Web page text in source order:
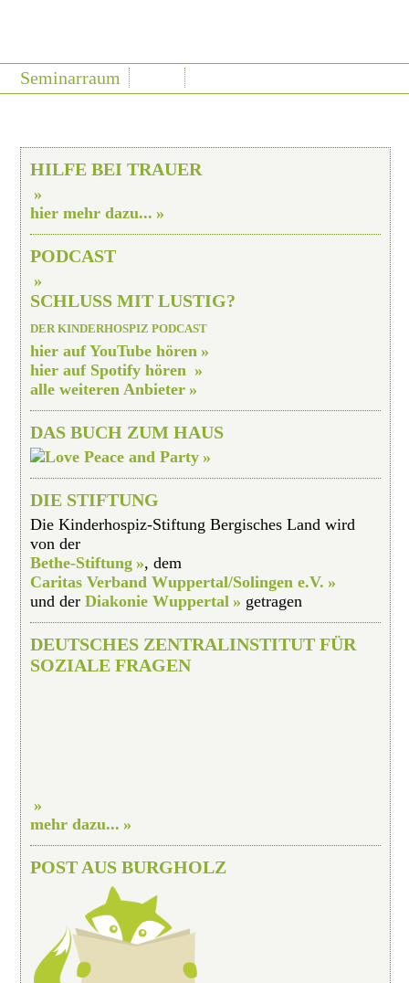
Seminarraum
HILFE BEI TRAUER
hier mehr dazu...
PODCAST
SCHLUSS MIT LUSTIG?
DER KINDERHOSPIZ PODCAST
hier auf YouTube hören
hier auf Spotify hören
alle weiteren Anbieter
DAS BUCH ZUM HAUS
DIE STIFTUNG
Die Kinderhospiz-Stiftung Bergisches Land wird
von der
Bethe-Stiftung
, dem
Caritas Verband Wuppertal/Solingen e.V.
und der Diakonie Wuppertal getragen
DEUTSCHES ZENTRALINSTITUT FÜR
SOZIALE FRAGEN
mehr dazu...
POST AUS BURGHOLZ